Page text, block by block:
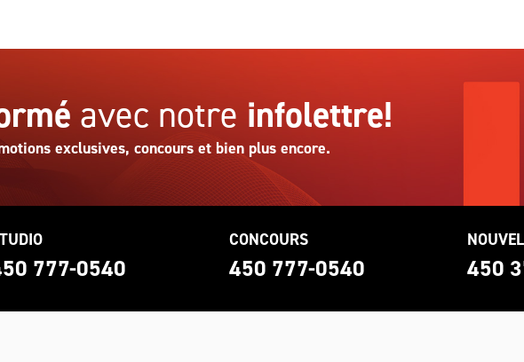
avec notre infolettre!
exclusives, concours et bien plus encore.
777-0540
CONCOURS
450 777-0540 450